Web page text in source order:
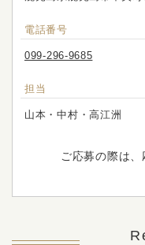
電話番号
099-296-9685
担当
山本・中村・高江洲
ご応募の際は、